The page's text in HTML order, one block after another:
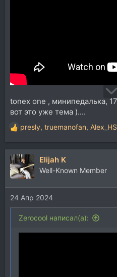
есть плееры.
пробуйте бесплатно
на форуме почему то
Под него и сторонние
по чуть чуть
tonex one , минипедалька,
вот это уже тема )....
Р
е
а
к
ц
и
и
:
presly, truemanofan, Alex_HS
Elijah K
Well-Known Member
24 Апр 2024
Zerocool написал(а):